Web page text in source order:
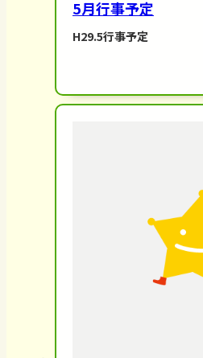
5月行事予定
H29.5行事予定